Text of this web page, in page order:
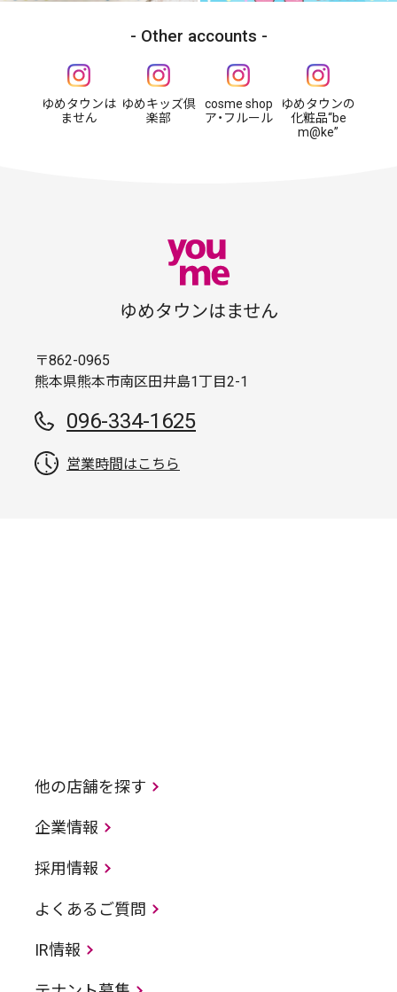
Other accounts
ゆめタウンは
ません
ゆめキッズ倶
楽部
cosme shop
ア・フルール
ゆめタウンの
化粧品“be
m@ke”
ゆめタウンはません
〒862-0965
熊本県熊本市南区田井島1丁目2-1
096-334-1625
営業時間はこちら
他の店舗を探す
企業情報
採用情報
よくあるご質問
IR情報